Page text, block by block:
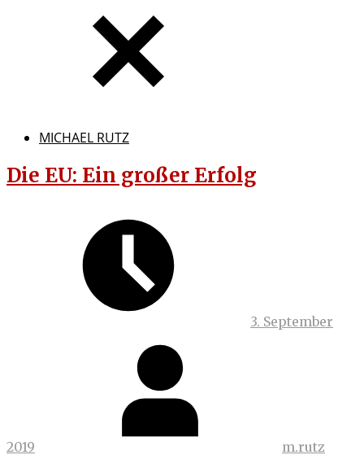
MICHAEL RUTZ
Die EU: Ein großer Erfolg
3. September
2019 m.rutz